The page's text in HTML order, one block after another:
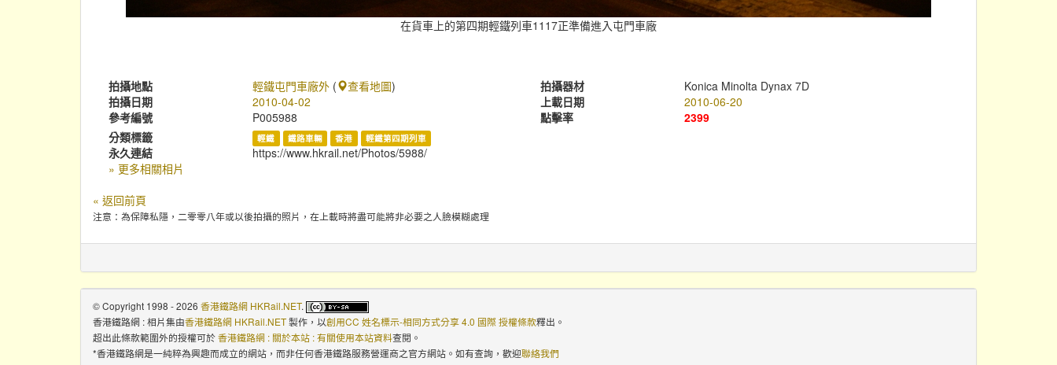
在貨車上的第四期輕鐵列車1117正準備進入屯門車廠
拍攝地點 輕鐵屯門車廠外 ( 查看地圖) 拍攝器材
Konica Minolta Dynax 7D
拍攝日期
2010-04-02 上載日期
2010-06-20
參考編號
P005988 點擊率
2399
分類標籤
輕鐵 鐵路車輛 香港 輕鐵第四期列車
永久連結
https://www.hkrail.net/Photos/5988/
» 更多相關相片
« 返回前頁
注意：為保障私隱，二零零八年或以後拍攝的照片，在上載時將盡可能將非必要之人臉模糊處理
© Copyright 1998 - 2026 香港鐵路網 HKRail.NET.
香港鐵路網 : 相片集由香港鐵路網 HKRail.NET製作，以創用CC 姓名標示-相同方式分享 4.0 國際 授權條款釋出。
超出此條款範圍外的授權可於香港鐵路網 : 關於本站 : 有關使用本站資料查閱。
*香港鐵路網是一純粹為興趣而成立的網站，而非任何香港鐵路服務營運商之官方網站。如有查詢，歡迎聯絡我們